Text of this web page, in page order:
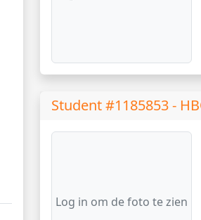
Student #1185853 -
Log in om de foto te zien